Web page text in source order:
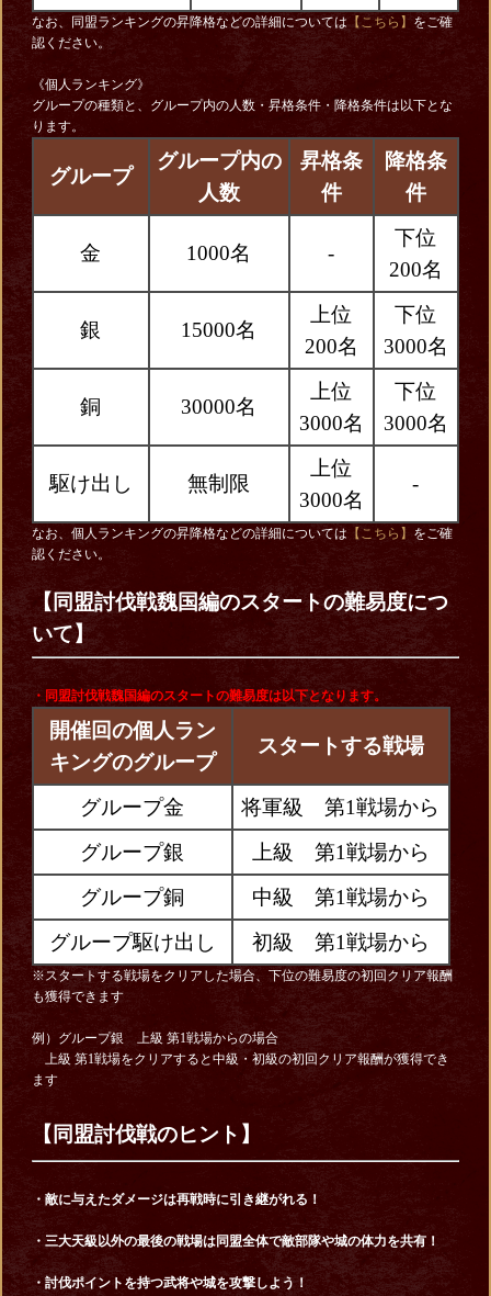
なお、同盟ランキングの昇降格などの詳細については 【こちら】 をご確
認ください。
《個人ランキング》
グループの種類と、グループ内の人数・昇格条件・降格条件は以下とな
ります。
グループ
グループ内の
人数
昇格条
件
降格条
件
金 1000名 -
下位
200名
銀 15000名
上位
200名
下位
3000名
銅 30000名
上位
3000名
下位
3000名
駆け出し 無制限
上位
3000名
-
なお、個人ランキングの昇降格などの詳細については 【こちら】 をご確
認ください。
【同盟討伐戦魏国編のスタートの難易度につ
いて】
・同盟討伐戦魏国編のスタートの難易度は以下となります。
開催回の個人ラン
キングのグループ
スタートする戦場
グループ金
将軍級 第1戦場から
グループ銀
上級 第1戦場から
グループ銅
中級 第1戦場から
グループ駆け出し
初級 第1戦場から
※スタートする戦場をクリアした場合、下位の難易度の初回クリア報酬
も獲得できます
例）グループ銀 上級 第1戦場からの場合
上級 第1戦場をクリアすると中級・初級の初回クリア報酬が獲得でき
ます
【同盟討伐戦のヒント】
・敵に与えたダメージは再戦時に引き継がれる！
・三大天級以外の最後の戦場は同盟全体で敵部隊や城の体力を共有！
・討伐ポイントを持つ武将や城を攻撃しよう！